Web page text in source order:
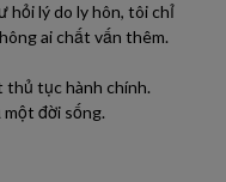
hỏi lý do ly hôn, tôi chỉ
ai chất vấn thêm.
thủ tục hành chính.
đời sống.